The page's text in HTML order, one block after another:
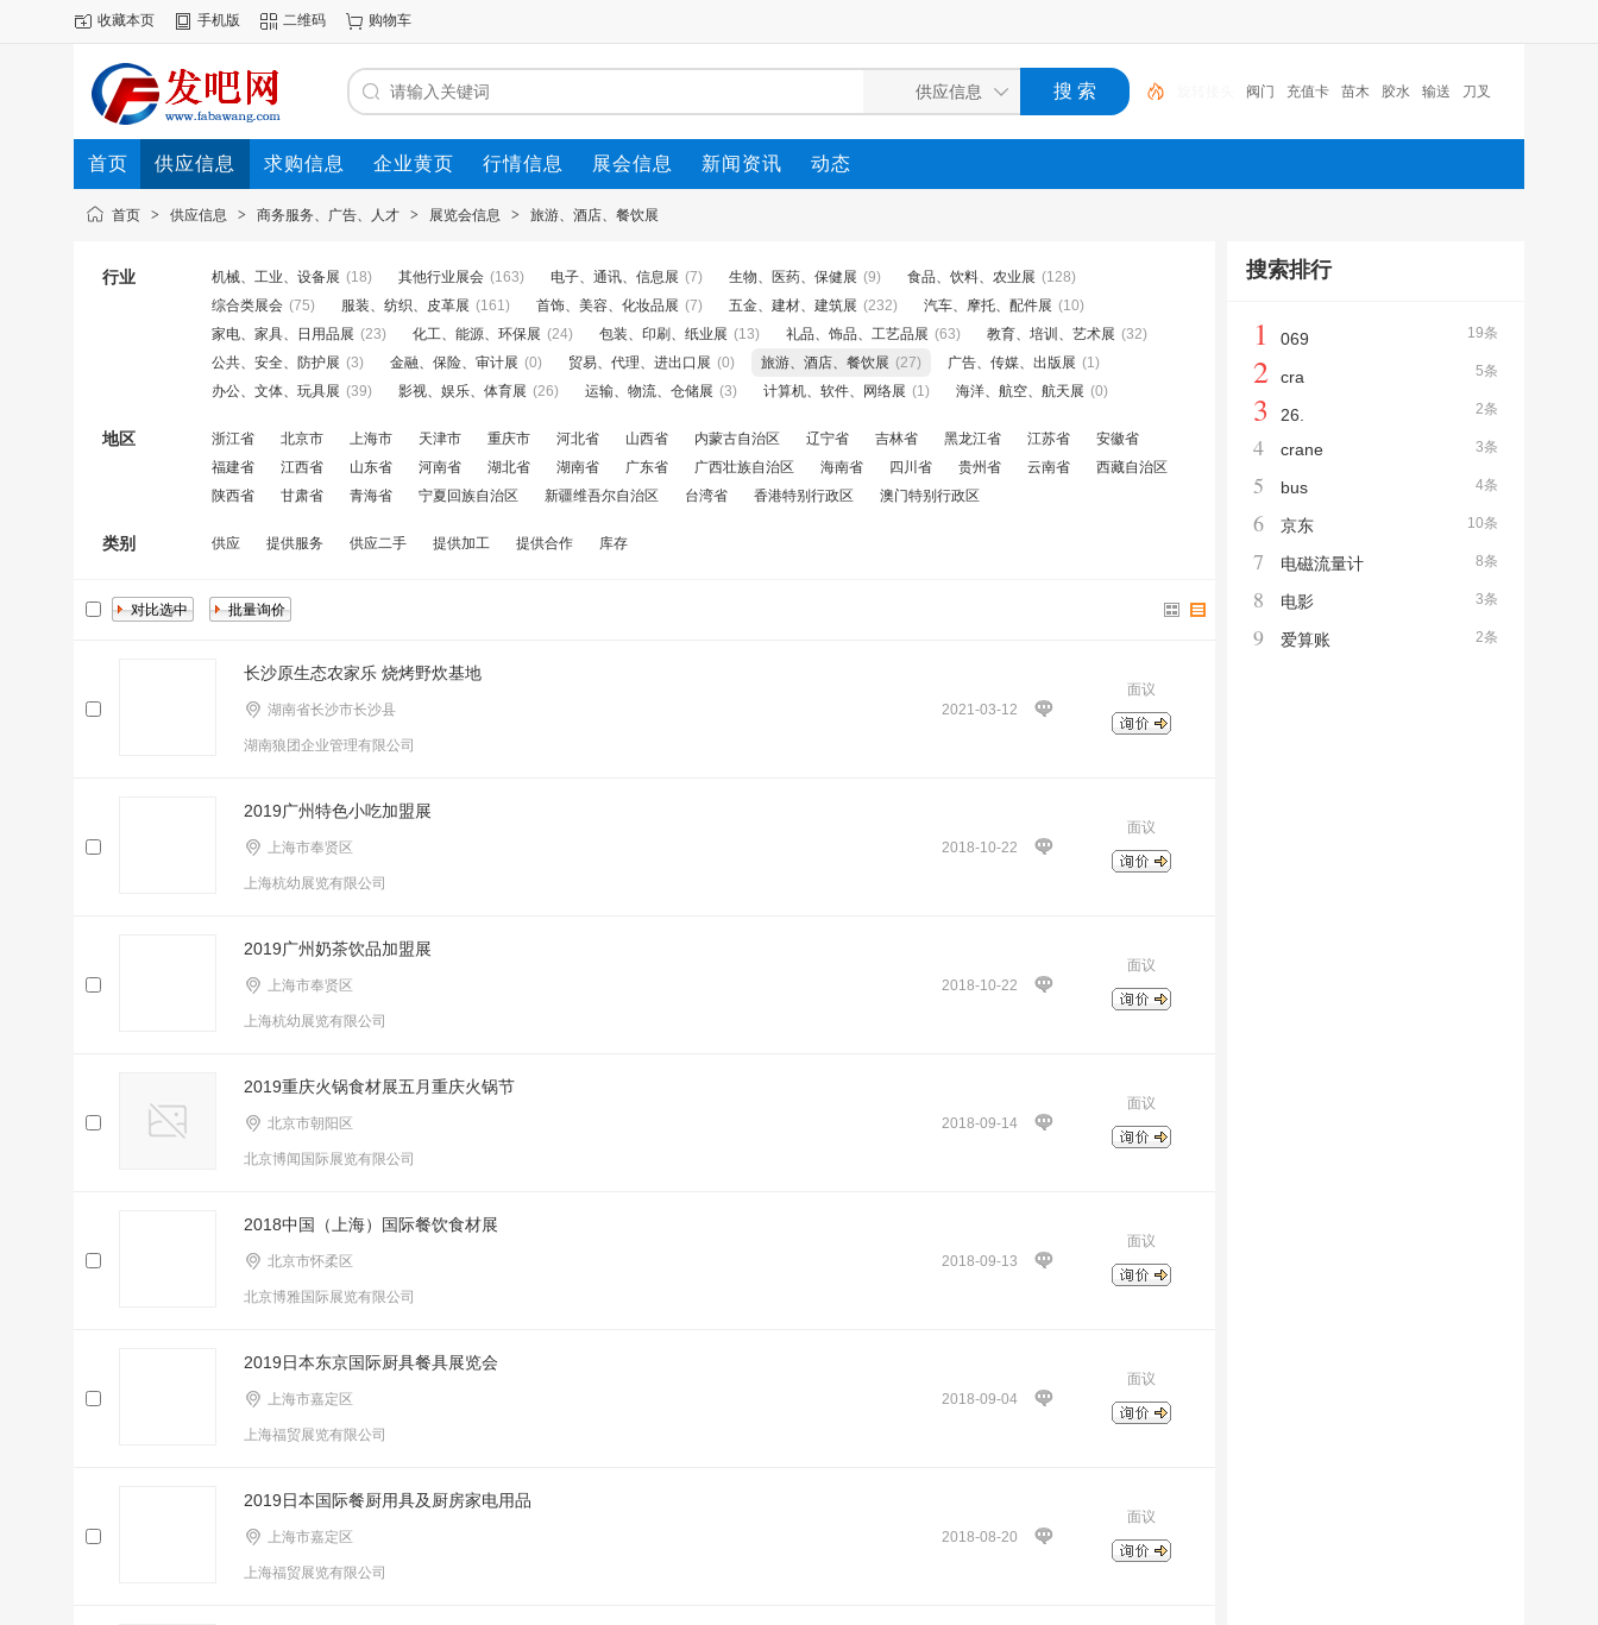
收藏本页 手机版 二维码 购物车
充值卡 苗木 胶水 输送 刀叉 胶带 隐形
防护网 润滑油 旋转接头
首页 供应信息 求购信息 企业黄页 行情信息 展会信息 新闻资讯 动态
首页 > 供应信息 > 商务服务、广告、人才 > 展览会信息 > 旅游、酒店、餐饮展
行业 机械、工业、设备展 (18) 其他行业展会 (163) 电子、通讯、信息展 (7) 生物、医药、保健展 (9) 食品、饮料、农业展 (128)
综合类展会 (75) 服装、纺织、皮革展 (161) 首饰、美容、化妆品展 (7) 五金、建材、建筑展 (232) 汽车、摩托、配件展 (10)
家电、家具、日用品展 (23) 化工、能源、环保展 (24) 包装、印刷、纸业展 (13) 礼品、饰品、工艺品展 (63) 教育、培训、艺术展 (32)
公共、安全、防护展 (3) 金融、保险、审计展 (0) 贸易、代理、进出口展 (0) 旅游、酒店、餐饮展 (27) 广告、传媒、出版展 (1)
办公、文体、玩具展 (39) 影视、娱乐、体育展 (26) 运输、物流、仓储展 (3) 计算机、软件、网络展 (1) 海洋、航空、航天展 (0)
地区 浙江省 北京市 上海市 天津市 重庆市 河北省 山西省 内蒙古自治区 辽宁省 吉林省 黑龙江省 江苏省
安徽省
福建省
江西省 山东省 河南省 湖北省 湖南省 广东省 广西壮族自治区 海南省 四川省 贵州省 云南省
西藏自治区
陕西省
甘肃省 青海省 宁夏回族自治区 新疆维吾尔自治区 台湾省 香港特别行政区 澳门特别行政区
类别 供应 提供服务 供应二手 提供加工 提供合作 库存
长沙原生态农家乐 烧烤野炊基地
2021-03-12
湖南省长沙市长沙县
湖南狼团企业管理有限公司
面议
2019广州特色小吃加盟展
2018-10-22
上海市奉贤区
上海杭幼展览有限公司
面议
2019广州奶茶饮品加盟展
2018-10-22
上海市奉贤区
上海杭幼展览有限公司
面议
2019重庆火锅食材展五月重庆火锅节
2018-09-14
北京市朝阳区
北京博闻国际展览有限公司
面议
2018中国（上海）国际餐饮食材展
2018-09-13
北京市怀柔区
北京博雅国际展览有限公司
面议
2019日本东京国际厨具餐具展览会
2018-09-04
上海市嘉定区
上海福贸展览有限公司
面议
2019日本国际餐厨用具及厨房家电用品
2018-08-20
上海市嘉定区
上海福贸展览有限公司
面议
搜索排行
19条
1 069
5条
2 cra
2条
3 26.
3条
4 crane
4条
5 bus
10条
6 京东
8条
7 电磁流量计
3条
8 电影
2条
9 爱算账